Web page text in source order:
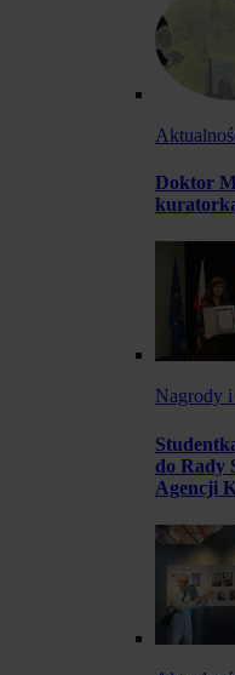
Doktor
Nagrody
do Rady
Agencji